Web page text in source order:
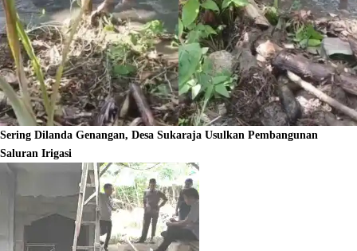
Sering Dilanda Genangan, Desa Sukaraja Usulkan Pembangunan
Saluran Irigasi